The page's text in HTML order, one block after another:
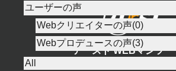
ユーザーの声
Webクリエイターの声(0)
Webプロデュースの声(3)
All
アースト WEBマンツー